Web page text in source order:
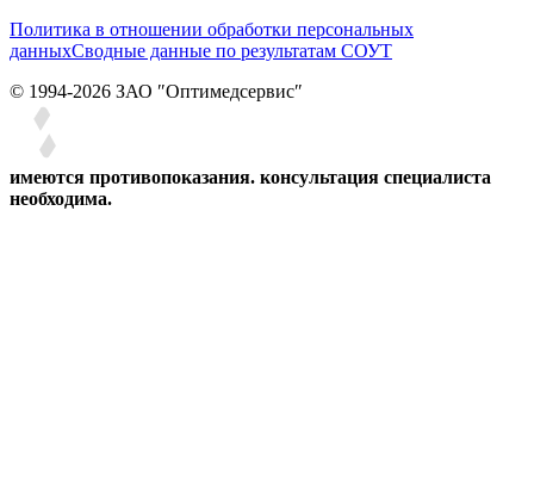
Политика в отношении обработки персональных
данныхСводные данные по результатам СОУТ
© 1994-2026 ЗАО ″Оптимедсервис″
имеются противопоказания. консультация специалиста
необходима.